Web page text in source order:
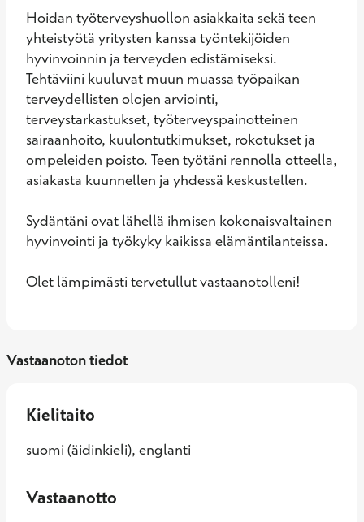
Hoidan työterveyshuollon asiakkaita sekä teen
yhteistyötä yritysten kanssa työntekijöiden
hyvinvoinnin ja terveyden edistämiseksi.
Tehtäviini kuuluvat muun muassa työpaikan
terveydellisten olojen arviointi,
terveystarkastukset, työterveyspainotteinen
sairaanhoito, kuulontutkimukset, rokotukset ja
ompeleiden poisto. Teen työtäni rennolla otteella,
asiakasta kuunnellen ja yhdessä keskustellen.
Sydäntäni ovat lähellä ihmisen kokonaisvaltainen
hyvinvointi ja työkyky kaikissa elämäntilanteissa.
Olet lämpimästi tervetullut vastaanotolleni!
Vastaanoton tiedot
Kielitaito
suomi (äidinkieli), englanti
Vastaanotto